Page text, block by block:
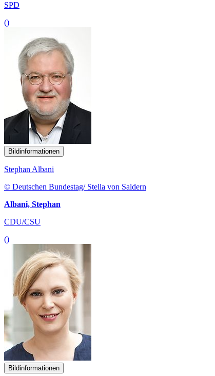
SPD
()
Bildinformationen
Stephan Albani
© Deutschen Bundestag/ Stella von Saldern
Albani, Stephan
CDU/CSU
()
Bildinformationen